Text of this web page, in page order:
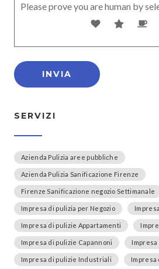
Please prove you are human by
SERVIZI
Azienda Pulizia aree pubbliche
Azienda Pulizia Sanificazione Firenze
Firenze Sanificazione negozio Settimanale
Impresa di pulizia per Negozio
Impresa di pulizie Appartamenti
Impresa di pulizie Capannoni
Impresa di pulizie Industriali Impresa